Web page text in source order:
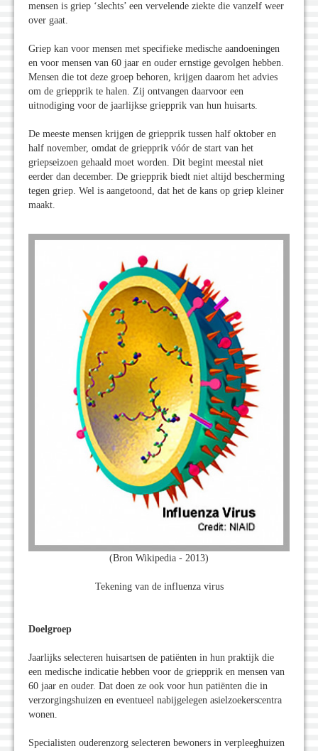
mensen is griep ‘slechts’ een vervelende ziekte die vanzelf weer
over gaat.
Griep kan voor mensen met specifieke medische aandoeningen
en voor mensen van 60 jaar en ouder ernstige gevolgen hebben.
Mensen die tot deze groep behoren, krijgen daarom het advies
om de griepprik te halen. Zij ontvangen daarvoor een
uitnodiging voor de jaarlijkse griepprik van hun huisarts.
De meeste mensen krijgen de griepprik tussen half oktober en
half november, omdat de griepprik vóór de start van het
griepseizoen gehaald moet worden. Dit begint meestal niet
eerder dan december. De griepprik biedt niet altijd bescherming
tegen griep. Wel is aangetoond, dat het de kans op griep kleiner
maakt.
(Bron Wikipedia - 2013)
Tekening van de influenza virus
Doelgroep
Jaarlijks selecteren huisartsen de patiënten in hun praktijk die
een medische indicatie hebben voor de griepprik en mensen van
60 jaar en ouder. Dat doen ze ook voor hun patiënten die in
verzorgingshuizen en eventueel nabijgelegen asielzoekerscentra
wonen.
Specialisten ouderenzorg selecteren bewoners in verpleeghuizen